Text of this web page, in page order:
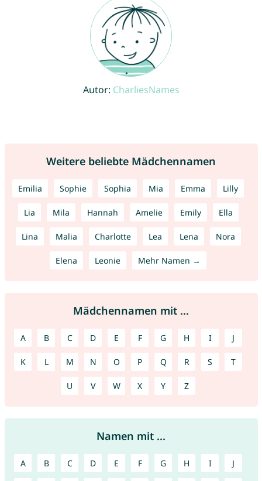
Autor: CharliesNames
Weitere beliebte Mädchennamen
Emilia Sophie Sophia Mia Emma Lilly
Lia Mila Hannah Amelie Emily Ella
Lina Malia Charlotte Lea Lena Nora
Elena Leonie Mehr Namen →
Mädchennamen mit ...
A B C D E F G H I J
K L M N O P Q R S T
U V W X Y Z
Namen mit ...
A B C D E F G H I J